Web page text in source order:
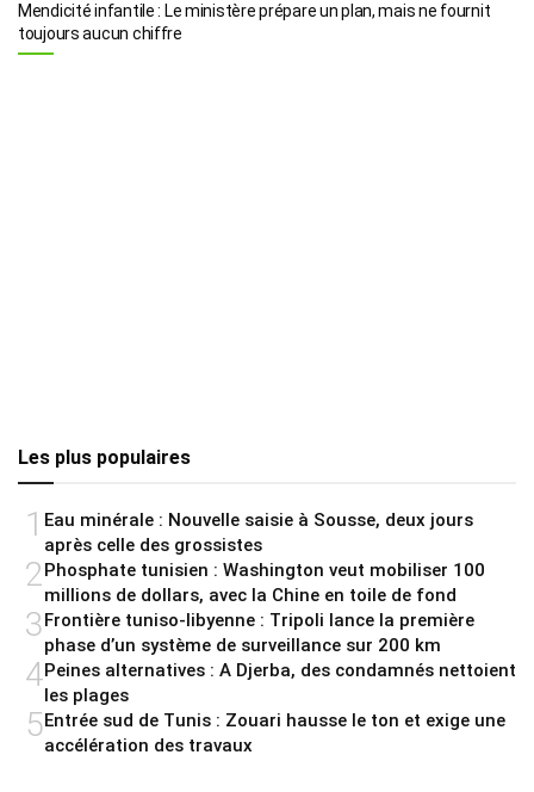
Mendicité infantile : Le ministère prépare un plan, mais ne fournit
toujours aucun chiffre
Les plus populaires
1 Eau minérale : Nouvelle saisie à Sousse, deux jours
après celle des grossistes
2Phosphate tunisien : Washington veut mobiliser 100
millions de dollars, avec la Chine en toile de fond
3Frontière tuniso-libyenne : Tripoli lance la première
phase d’un système de surveillance sur 200 km
4Peines alternatives : A Djerba, des condamnés nettoient
les plages
5Entrée sud de Tunis : Zouari hausse le ton et exige une
accélération des travaux